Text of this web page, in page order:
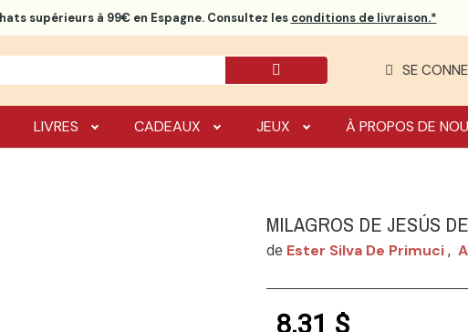
supérieurs à 99€ en Espagne. Consultez les conditions de livraison.*
SE
LIVRES CADEAUX JEUX À PROPOS DE
MILAGROS DE JESÚS
de Ester Silva De Primuci ,
8,31 $